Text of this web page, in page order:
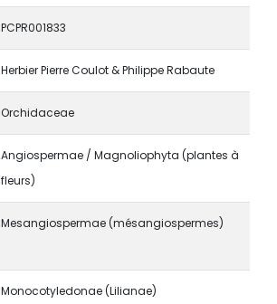
PCPR001833
Herbier Pierre Coulot & Philippe Rabaute
Orchidaceae
Angiospermae / Magnoliophyta (plantes à
fleurs)
Mesangiospermae (mésangiospermes)
Monocotyledonae (Lilianae)